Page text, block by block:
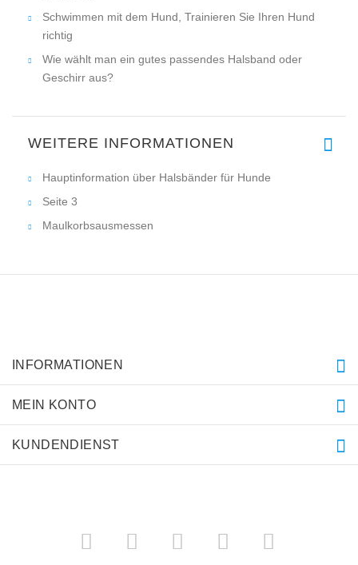
Schwimmen mit dem Hund, Trainieren Sie Ihren Hund
richtig
Wie wählt man ein gutes passendes Halsband oder
Geschirr aus?
WEITERE INFORMATIONEN
Hauptinformation über Halsbänder für Hunde
Seite 3
Maulkorbsausmessen
INFORMATIONEN
MEIN KONTO
KUNDENDIENST